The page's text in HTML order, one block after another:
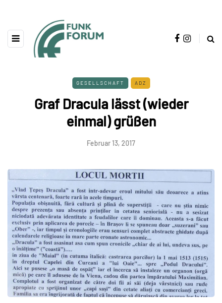
GESELLSCHAFT ADZ
Graf Dracula lässt (wieder
einmal) grüßen
Februar 13, 2017